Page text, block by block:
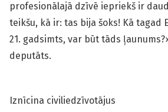
profesionālajā dzīvē iepriekš ir
teikšu, kā ir: tas bija šoks! Kā tagad
21. gadsimts, var būt tāds
deputāts.
Iznīcina civiliedzīvotājus